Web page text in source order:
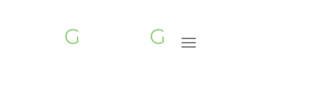
Accéder au contenu principal